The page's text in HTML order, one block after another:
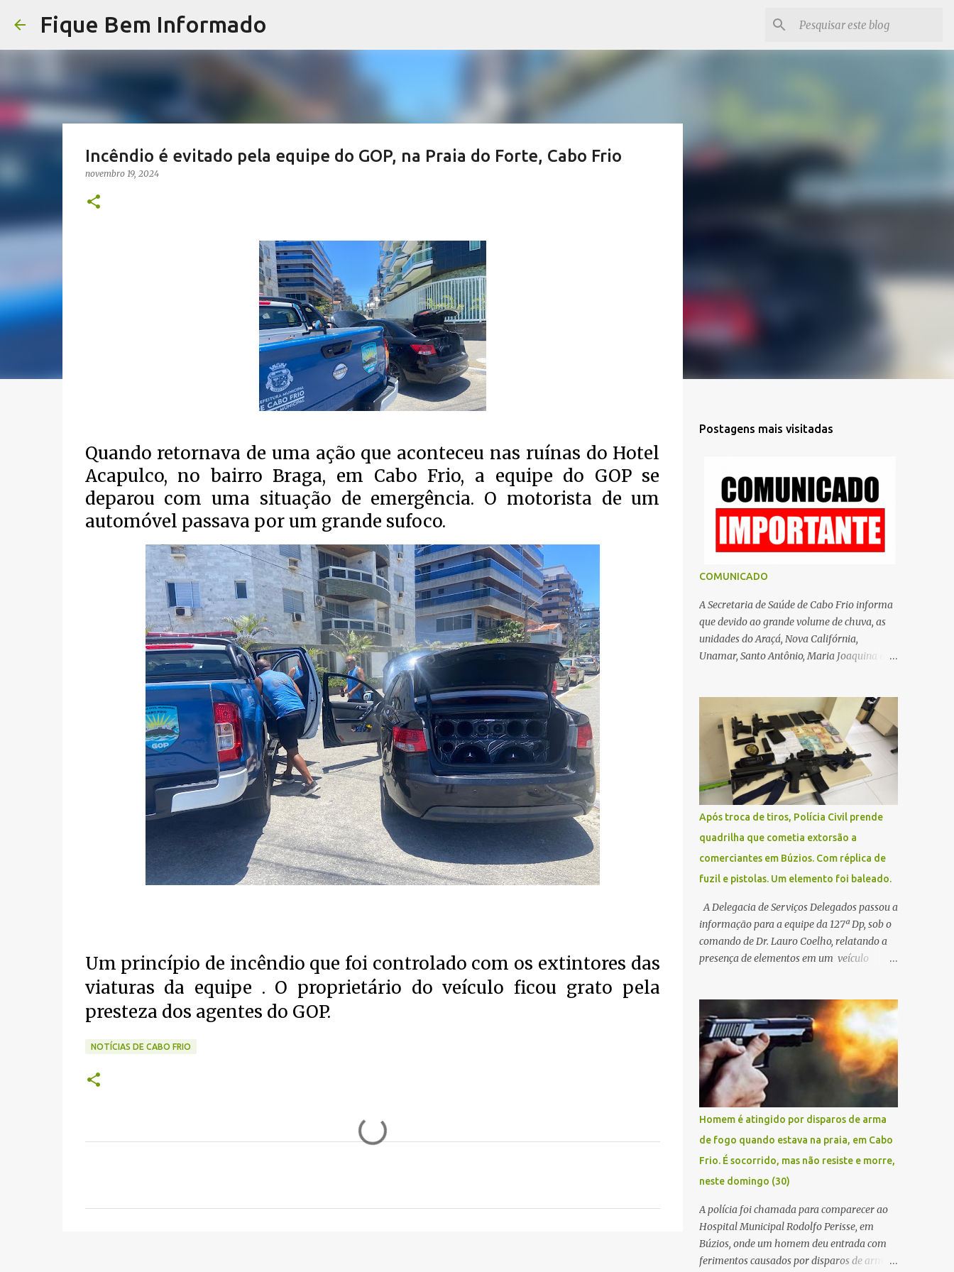
Fique Bem Informado
Incêndio é evitado pela equipe do GOP, na Praia do Forte, Cabo Frio
novembro 19, 2024
Quando retornava de uma ação que aconteceu nas ruínas do Hotel
Acapulco, no bairro Braga, em Cabo Frio, a equipe do GOP se
deparou com uma situação de emergência. O motorista de um
automóvel passava por um grande sufoco.
Um princípio de incêndio que foi controlado com os extintores das
viaturas da equipe . O proprietário do veículo ficou grato pela
presteza dos agentes do GOP.
NOTÍCIAS DE CABO FRIO
Postagens mais visitadas
COMUNICADO
A Secretaria de Saúde de Cabo Frio informa
que devido ao grande volume de chuva, as
unidades do Araçá, Nova Califórnia,
Unamar, Santo Antônio, Maria Joaquina e
dia serão remarcadas; a orientação é que os
pacientes procurem as unidades na
segunda-feira (2) para saberem o dia da
remarcação. Contamos com a compreensão
de toda população, pois se trata de uma
situação climática que foge ao controle da
administração pública.
Após troca de tiros, Polícia Civil prende
quadrilha que cometia extorsão a
comerciantes em Búzios. Com réplica de
fuzil e pistolas. Um elemento foi baleado.
A Delegacia de Serviços Delegados passou a
informação para a equipe da 127ª Dp, sob o
comando de Dr. Lauro Coelho, relatando a
presença de elementos em um veículo
Búzios, na manhã de sexta feira (05). De
posse da placa do carro, a equipe da Civil
conseguiu aborda los na Estrada de Guriri
quanto tentavam fugir da cidade Buziana.
Um dos detidos é policial civil e este foi
baleado na perna na troca de tiros . Na
ocorrência, três armas, pistolas e uma
réplica de fuzil, foram apreendidas. O
homem baleado foi identificado como
Claudio Bastos, conhecido no meio político.
Homem é atingido por disparos de arma
de fogo quando estava na praia, em Cabo
Frio. É socorrido, mas não resiste e morre,
neste domingo (30)
A polícia foi chamada para comparecer ao
Hospital Municipal Rodolfo Perisse, em
Búzios, onde um homem deu entrada com
ferimentos causados por disparos de arma